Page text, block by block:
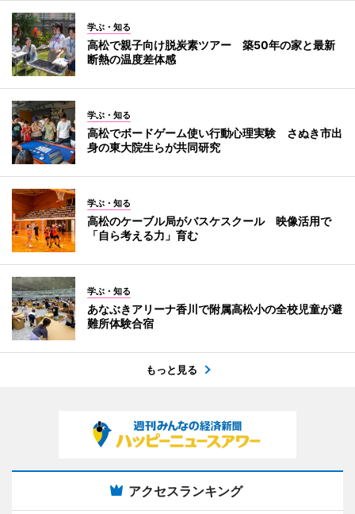
学ぶ・知る
高松で親子向け脱炭素ツアー 築50年の家と最新
断熱の温度差体感
学ぶ・知る
高松でボードゲーム使い行動心理実験 さぬき市出
身の東大院生らが共同研究
学ぶ・知る
高松のケーブル局がバスケスクール 映像活用で
「自ら考える力」育む
学ぶ・知る
あなぶきアリーナ香川で附属高松小の全校児童が避
難所体験合宿
もっと見る
アクセスランキング